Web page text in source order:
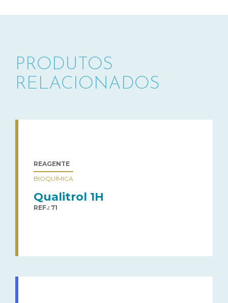
PRODUTOS
RELACIONADOS
REAGENTE
BIOQUÍMICA
Qualitrol 1H
REF.: 71